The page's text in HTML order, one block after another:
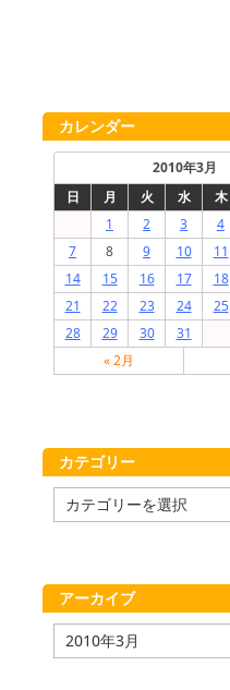
カレンダー
2010年3月
日
月 火 水 木
1
2 3 4
7
8 9 10 11
14
15 16 17 18
21
22 23 24 25
28
29 30
31
« 2月
カテゴリー
テ
ー
アーカイブ
ア
ー